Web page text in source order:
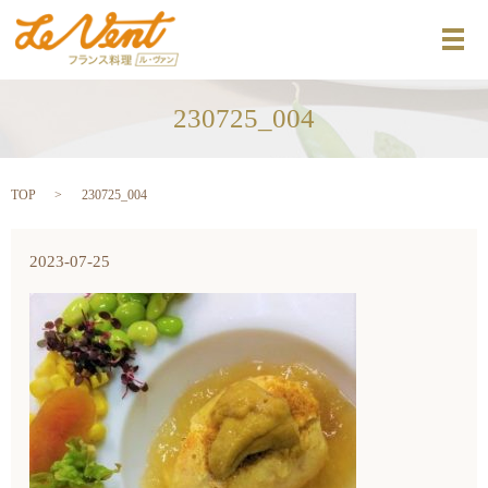
メ
230725_004
TOP 230725_004
2023-07-25